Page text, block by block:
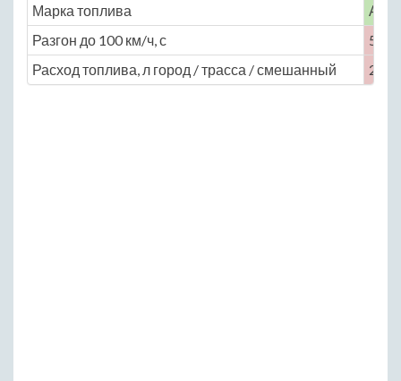
Марка топлива
АИ-
Разгон до 100 км/ч, с
5
Расход топлива, л город / трасса / смешанный
24.1